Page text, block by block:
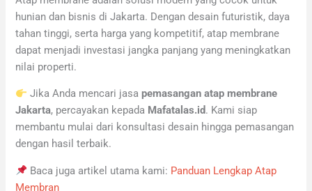
hunian dan bisnis di Jakarta. Dengan desain futuristik, daya
tahan tinggi, serta harga yang kompetitif, atap membrane
dapat menjadi investasi jangka panjang yang meningkatkan
nilai properti.
Jika Anda mencari jasapemasangan atap membrane
Jakarta, percayakan kepada Mafatalas.id. Kami siap
membantu mulai dari konsultasi desain hingga pemasangan
dengan hasil terbaik.
Baca juga artikel utama kami: Panduan Lengkap Atap
Membran